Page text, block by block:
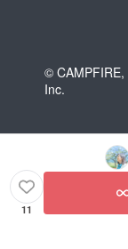
© CAMPFIRE,
Inc.
11